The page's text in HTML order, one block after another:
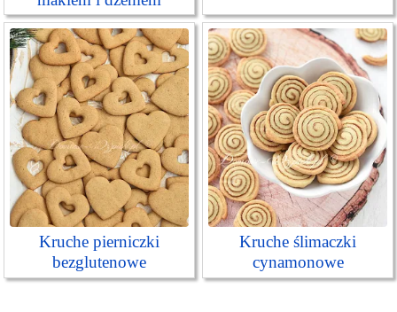
Kruche pierniczki
bezglutenowe
Kruche ślimaczki
cynamonowe